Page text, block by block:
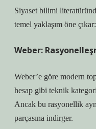
Siyaset bilimi
temel yaklaşım öne çıkar:
Weber:
Weber’e göre modern
hesap gibi teknik
Ancak bu rasyonellik
parçasına indirger.